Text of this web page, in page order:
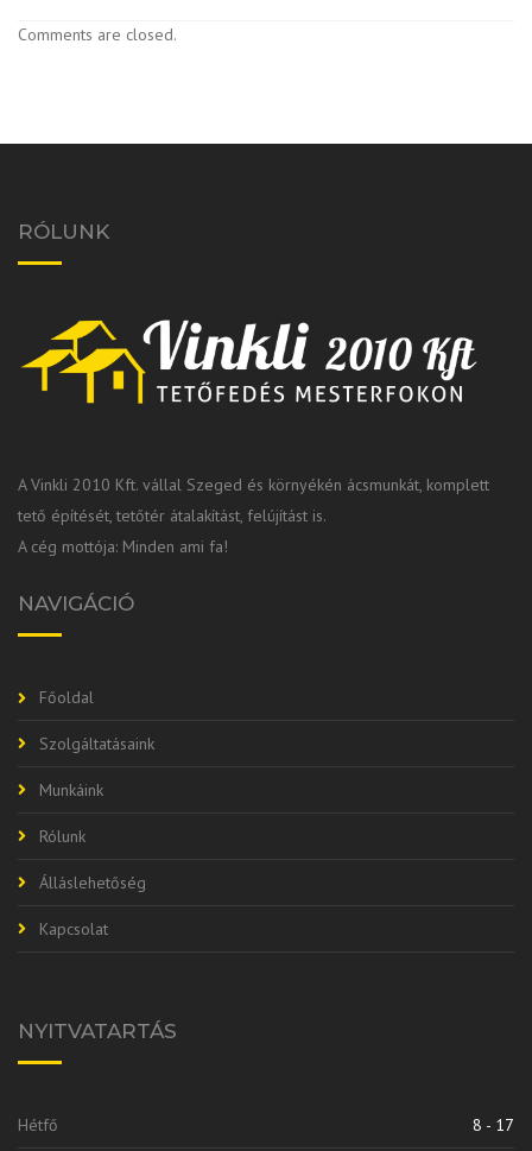
Comments are closed.
RÓLUNK
A Vinkli 2010 Kft. vállal Szeged és környékén ácsmunkát, komplett
tető építését, tetőtér átalakítást, felújítást is.
A cég mottója: Minden ami fa!
NAVIGÁCIÓ
Főoldal
Szolgáltatásaink
Munkáink
Rólunk
Álláslehetőség
Kapcsolat
NYITVATARTÁS
Hétfő 8 - 17